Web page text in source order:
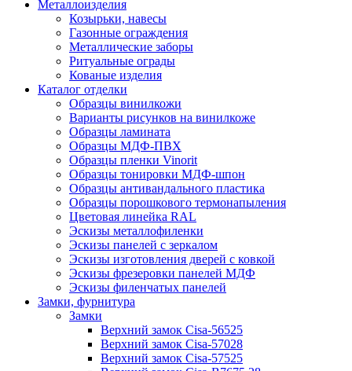
Металлоизделия
Козырьки, навесы
Газонные ограждения
Металлические заборы
Ритуальные ограды
Кованые изделия
Каталог отделки
Образцы винилкожи
Варианты рисунков на винилкоже
Образцы ламината
Образцы МДФ-ПВХ
Образцы пленки Vinorit
Образцы тонировки МДФ-шпон
Образцы антивандального пластика
Образцы порошкового термонапыления
Цветовая линейка RAL
Эскизы металлофиленки
Эскизы панелей с зеркалом
Эскизы изготовления дверей с ковкой
Эскизы фрезеровки панелей МДФ
Эскизы филенчатых панелей
Замки, фурнитура
Замки
Верхний замок Cisa-56525
Верхний замок Cisa-57028
Верхний замок Cisa-57525